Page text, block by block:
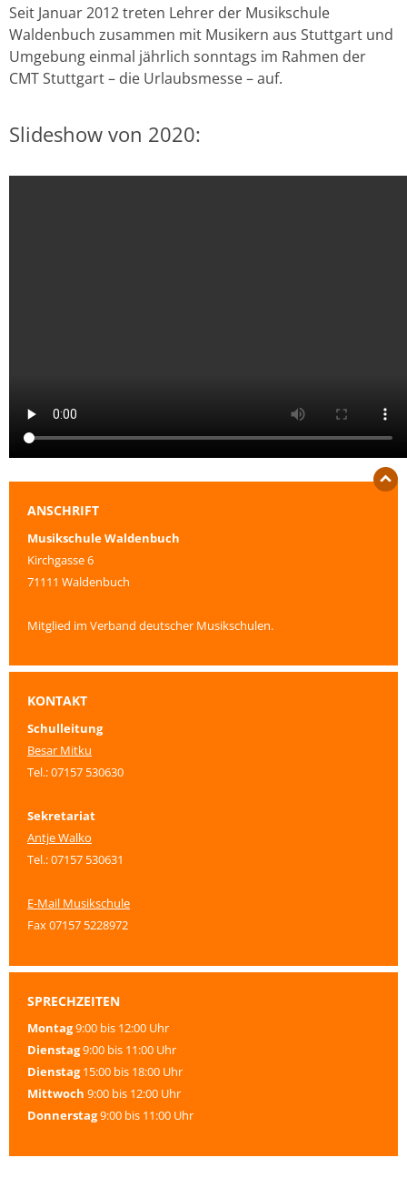
Seit Januar 2012 treten Lehrer der Musikschule
Waldenbuch zusammen mit Musikern aus Stuttgart und
Umgebung einmal jährlich sonntags im Rahmen der
CMT Stuttgart – die Urlaubsmesse – auf.
Slideshow von 2020:
ANSCHRIFT
Musikschule Waldenbuch
Kirchgasse 6
71111 Waldenbuch
Mitglied im Verband deutscher Musikschulen.
KONTAKT
Schulleitung
Besar Mitku
Tel.: 07157 530630
Sekretariat
Antje Walko
Tel.: 07157 530631
E-Mail Musikschule
Fax 07157 5228972
SPRECHZEITEN
Montag9:00 bis 12:00 Uhr
Dienstag9:00 bis 11:00 Uhr
Dienstag15:00 bis 18:00 Uhr
Mittwoch 9:00 bis 12:00 Uhr
Donnerstag9:00 bis 11:00 Uhr